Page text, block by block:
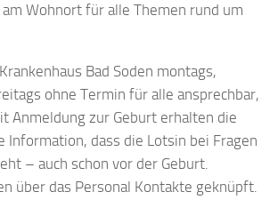
Wohnort für alle Themen rund um
Bad Soden montags,
ohne Termin für alle ansprechbar,
Anmeldung zur Geburt erhalten die
Information, dass die Lotsin bei Fragen
– auch schon vor der Geburt.
über das Personal Kontakte geknüpft.